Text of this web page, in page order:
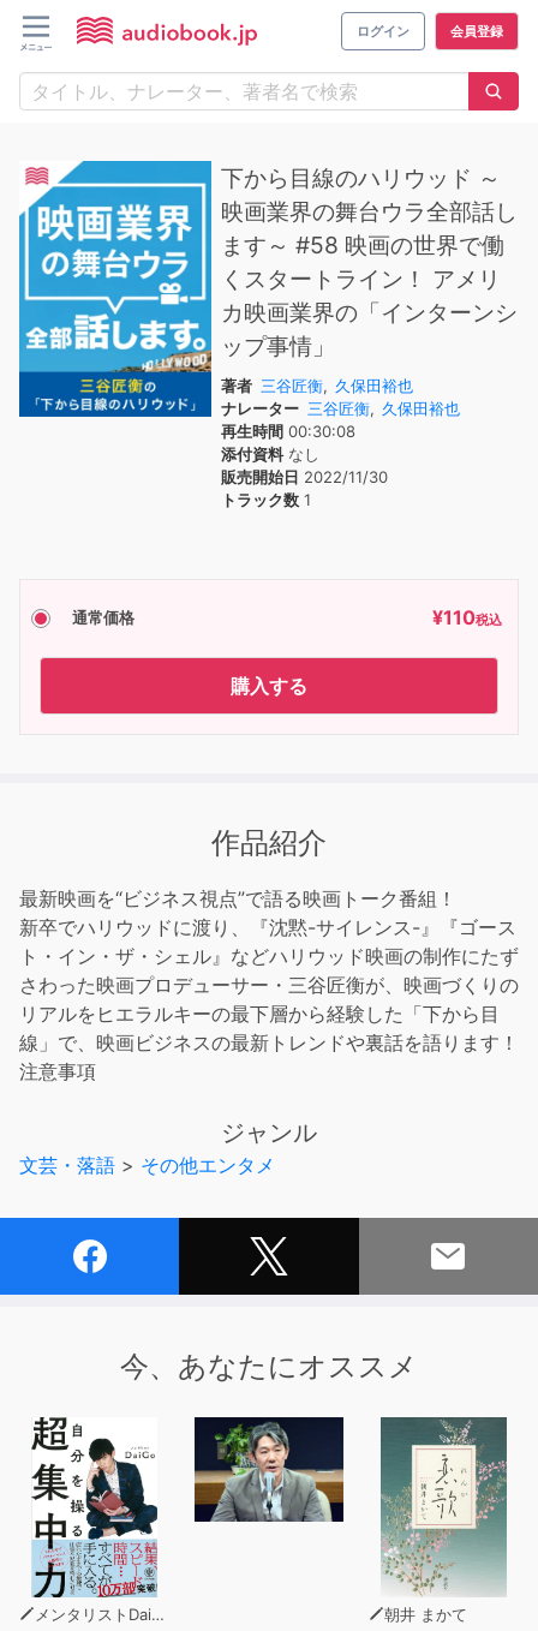
ログイン 会員登録
下から目線のハリウッド ～
映画業界の舞台ウラ全部話し
ます～ #58 映画の世界で働
くスタートライン！ アメリ
カ映画業界の「インターンシ
ップ事情」
著者 三谷匠衡, 久保田裕也
ナレーター 三谷匠衡, 久保田裕也
再生時間 00:30:08
添付資料なし
販売開始日 2022/11/30
トラック数 1
通常価格 ¥110税込
購入する
作品紹介
最新映画を“ビジネス視点”で語る映画トーク番組！
新卒でハリウッドに渡り、『沈黙-サイレンス-』『ゴース
ト・イン・ザ・シェル』などハリウッド映画の制作にたず
さわった映画プロデューサー・三谷匠衡が、映画づくりの
リアルをヒエラルキーの最下層から経験した「下から目
線」で、映画ビジネスの最新トレンドや裏話を語ります！
注意事項
ジャンル
文芸・落語 > その他エンタメ
今、あなたにオススメ
メンタリストDaiGo 朝井 まかて